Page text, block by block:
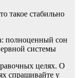
такое стабильно
полноценный сон
системы
целях. О
спрашивайте у